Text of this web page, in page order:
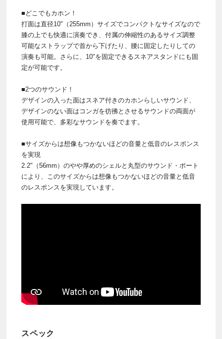
■どこでもカホン！
打面は直径10"（255mm）サイズでコンパクトなサイズなので
膝の上でも快適に演奏でき、付属の伸縮性のあるサイズ調整
可能なストラップで首から下げたり、腰に固定したりしての
演奏も可能。さらに、10"を固定できるスネアスタンドにも固
定が可能です。
■2つのサウンド！
デザインの入った面はスネア付きのカホンらしいサウンド、
デザインのない面はコンガを彷彿とさせるサウンドの両面が
使用可能で、多彩なサウンドを奏でます。
■サイズからは想像もつかないほどの音量と低音のレスポンス
を実現
2.2"（56mm）のやや厚めのシェルと丸型のサウンド・ポート
により、このサイズからは想像もつかないほどの音量と低音
のレスポンスを実現しています。
スペック